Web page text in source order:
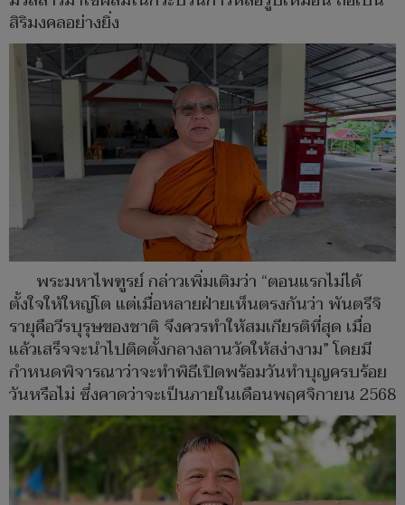
สิริมงคลอย่างยิ่ง
พระมหาไพฑูรย์ กล่าวเพิ่มเติมว่า “ตอนแรกไม่ได้
ตั้งใจให้ใหญ่โต แต่เมื่อหลายฝ่ายเห็นตรงกันว่า พันตรีจิ
รายุคือวีรบุรุษของชาติ จึงควรทำให้สมเกียรติที่สุด เมื่อ
แล้วเสร็จจะนำไปติดตั้งกลางลานวัดให้สง่างาม” โดยมี
กำหนดพิจารณาว่าจะทำพิธีเปิดพร้อมวันทำบุญครบร้อย
วันหรือไม่ ซึ่งคาดว่าจะเป็นภายในเดือนพฤศจิกายน 2568